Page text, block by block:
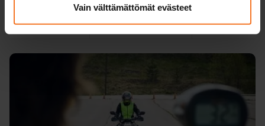
Vain välttämättömät evästeet
Ilmoittaudu Ilmoittaudu